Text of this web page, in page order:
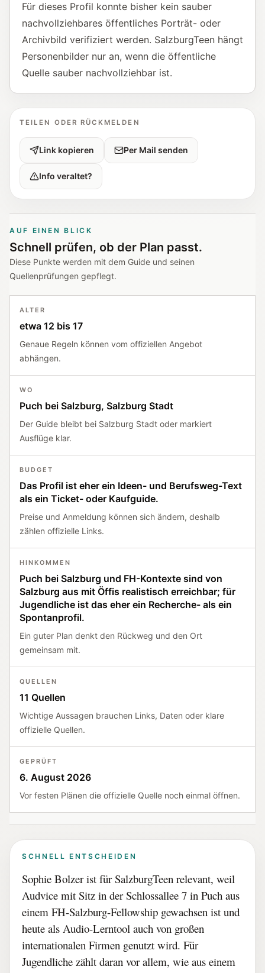
Für dieses Profil konnte bisher kein sauber
nachvollziehbares öffentliches Porträt- oder
Archivbild verifiziert werden. SalzburgTeen hängt
Personenbilder nur an, wenn die öffentliche
Quelle sauber nachvollziehbar ist.
TEILEN ODER RÜCKMELDEN
Link kopieren Per Mail senden
Info veraltet?
AUF EINEN BLICK
Schnell prüfen, ob der Plan passt.
Diese Punkte werden mit dem Guide und seinen
Quellenprüfungen gepflegt.
ALTER
etwa 12 bis 17
Genaue Regeln können vom offiziellen Angebot
abhängen.
WO
Puch bei Salzburg, Salzburg Stadt
Der Guide bleibt bei Salzburg Stadt oder markiert
Ausflüge klar.
BUDGET
Das Profil ist eher ein Ideen- und Berufsweg-Text
als ein Ticket- oder Kaufguide.
Preise und Anmeldung können sich ändern, deshalb
zählen offizielle Links.
HINKOMMEN
Puch bei Salzburg und FH-Kontexte sind von
Salzburg aus mit Öffis realistisch erreichbar; für
Jugendliche ist das eher ein Recherche- als ein
Spontanprofil.
Ein guter Plan denkt den Rückweg und den Ort
gemeinsam mit.
QUELLEN
11 Quellen
Wichtige Aussagen brauchen Links, Daten oder klare
offizielle Quellen.
GEPRÜFT
6. August 2026
Vor festen Plänen die offizielle Quelle noch einmal öffnen.
SCHNELL ENTSCHEIDEN
Sophie Bolzer ist für SalzburgTeen relevant, weil
Audvice mit Sitz in der Schlossallee 7 in Puch aus
einem FH-Salzburg-Fellowship gewachsen ist und
heute als Audio-Lerntool auch von großen
internationalen Firmen genutzt wird. Für
Jugendliche zählt daran vor allem, wie aus einem